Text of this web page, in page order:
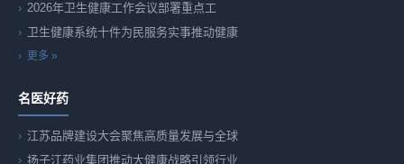
2026年卫生健康工作会议部署重点工
卫生健康系统十件为民服务实事推动健康
更多 »
名医好药
江苏品牌建设大会聚焦高质量发展与全球
扬子江药业集团推动大健康战略引领行业